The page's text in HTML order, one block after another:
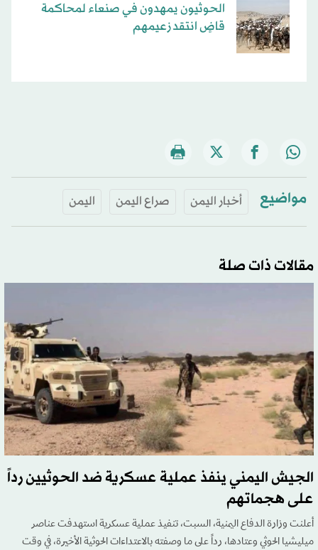
الحوثيون يمهدون في صنعاء لمحاكمة
قاضٍ انتقد زعيمهم
مواضيع أخبار اليمن صراع اليمن اليمن
مقالات ذات صلة
الجيش اليمني ينفذ عملية عسكرية ضد الحوثيين رداً
على هجماتهم
أعلنت وزارة الدفاع اليمنية، السبت، تنفيذ عملية عسكرية استهدفت عناصر
ميليشيا الحوثي وعتادها، رداً على ما وصفته بالاعتداءات الحوثية الأخيرة، في وقت